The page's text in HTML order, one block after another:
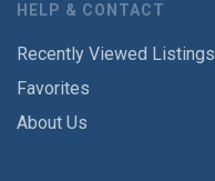
HELP & CONTACT
Recently Viewed Listings
Favorites
About Us